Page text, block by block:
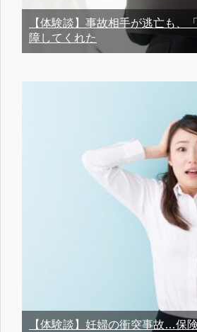
【体験談】事故相手が逃亡も、
障してくれた
【体験談】妊婦の衝突事故…保